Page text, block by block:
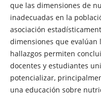
que las dimensiones de
inadecuadas en la
asociación
dimensiones que evalúan
hallazgos permiten
docentes y estudiantes
potencializar,
una educación sobre